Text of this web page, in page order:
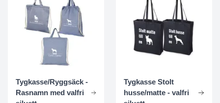
Tygkasse/Ryggsäck -
Rasnamn med valfri
Tygkasse Stolt
husse/matte - valfri
Dalmatiner
Dandie dinmont terrier
Dansk-svensk gårdshund
Drever